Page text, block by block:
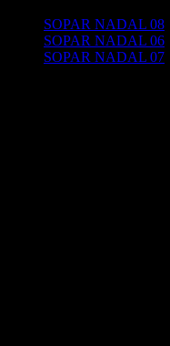
SOPAR NADAL 08
SOPAR NADAL 06
SOPAR NADAL 07